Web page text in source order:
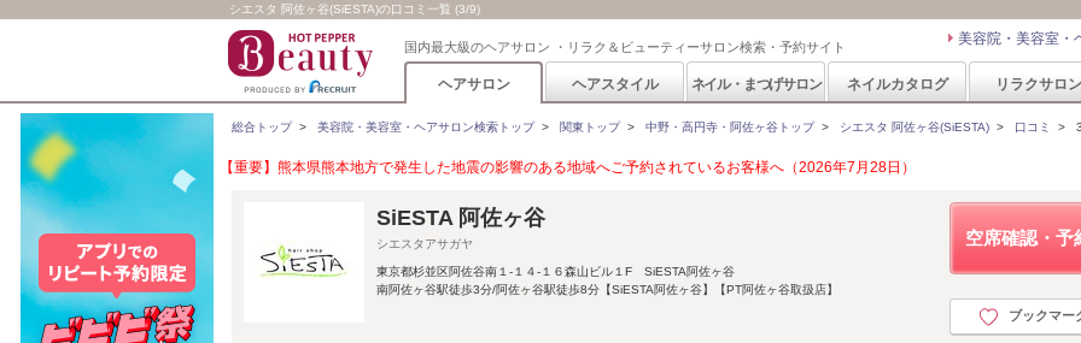
シエスタ 阿佐ヶ谷(SiESTA)の口コミ一覧 (3/9)
国内最大級のヘアサロン ・リラク＆ビューティーサロン検索・予約サイト 美容院・美容室・
ヘアサロン ヘアスタイル ネイル・まつげサロン ネイルカタログ リラクサロン
総合トップ> 美容院・美容室・ヘアサロン検索トップ> 関東トップ> 中野・高円寺・阿佐ヶ谷トップ> シエスタ 阿佐ヶ谷(SiESTA) > 口コミ >
【重要】熊本県熊本地方で発生した地震の影響のある地域へご予約されているお客様へ（2026年7月28日）
空席確認・予
ブックマー
SiESTA 阿佐ヶ谷
シエスタアサガヤ
東京都杉並区阿佐谷南１‐１４‐１６森山ビル１F SiESTA阿佐ヶ谷
南阿佐ヶ谷駅徒歩3分/阿佐ヶ谷駅徒歩8分【SiESTA阿佐ヶ谷】【PT阿佐ヶ谷取扱店】